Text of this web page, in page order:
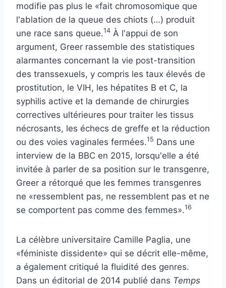
modifie pas plus le «fait chromosomique que
l'ablation de la queue des chiots (…) produit
une race sans queue.14 À l'appui de son
argument, Greer rassemble des statistiques
alarmantes concernant la vie post-transition
des transsexuels, y compris les taux élevés de
prostitution, le VIH, les hépatites B et C, la
syphilis active et la demande de chirurgies
correctives ultérieures pour traiter les tissus
nécrosants, les échecs de greffe et la réduction
ou des voies vaginales fermées.15 Dans une
interview de la BBC en 2015, lorsqu'elle a été
invitée à parler de sa position sur le transgenre,
Greer a rétorqué que les femmes transgenres
ne «ressemblent pas, ne ressemblent pas et ne
se comportent pas comme des femmes».16
La célèbre universitaire Camille Paglia, une
«féministe dissidente» qui se décrit elle-même,
a également critiqué la fluidité des genres.
Dans un éditorial de 2014 publié dans Temps